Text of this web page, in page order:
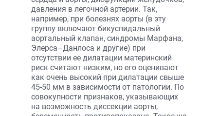
давления в легочной артерии. Так,
например, при болезнях аорты (в эту
группу включают бикуспидальный
аортальный клапан, синдромы Марфана,
Элерса–Данлоса и другие) при
отсутствии ее дилатации материнский
риск считают низким, но его оценивают
как очень высокий при дилатации свыше
45-50 мм в зависимости от патологии. По
совокупности признаков, указывающих
на возможность диссекции аорты,